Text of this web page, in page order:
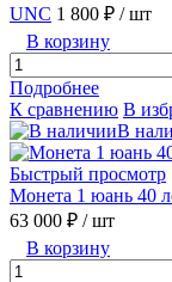
UNC 1 800 ₽ / шт
В корзину
Подробнее
К сравнению В
В
Быстрый просмотр
Монета 1 юань 40
63 000 ₽ / шт
В корзину